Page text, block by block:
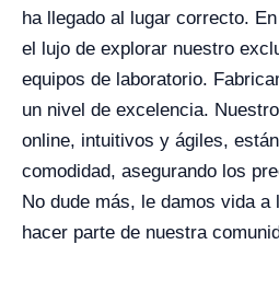
ha llegado al lugar correcto.
el lujo de explorar nuestro
equipos de laboratorio.
un nivel de excelencia.
online, intuitivos y ágiles,
comodidad, asegurando los
No dude más, le damos vida
hacer parte de nuestra